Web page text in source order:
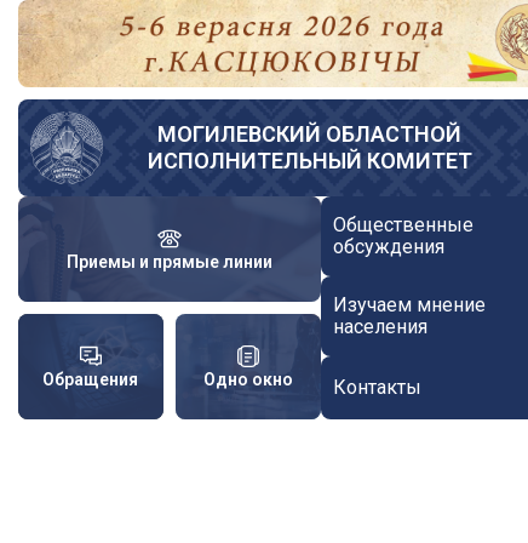
Перейти
основному
содержанию
МОГИЛЕВСКИЙ ОБЛАСТНОЙ
ИСПОЛНИТЕЛЬНЫЙ КОМИТЕТ
Приемы и прямые линии
Обращения Одно окно
Общественные
обсуждения
Изучаем мнение
населения
Контакты